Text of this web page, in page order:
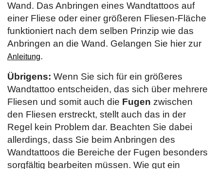
Wand. Das Anbringen eines Wandtattoos auf
einer Fliese oder einer größeren Fliesen-Fläche
funktioniert nach dem selben Prinzip wie das
Anbringen an die Wand. Gelangen Sie hier zur
Anleitung.
Übrigens: Wenn Sie sich für ein größeres
Wandtattoo entscheiden, das sich über mehrere
Fliesen und somit auch die Fugen zwischen
den Fliesen erstreckt, stellt auch das in der
Regel kein Problem dar. Beachten Sie dabei
allerdings, dass Sie beim Anbringen des
Wandtattoos die Bereiche der Fugen besonders
sorgfältig bearbeiten müssen. Wie gut ein